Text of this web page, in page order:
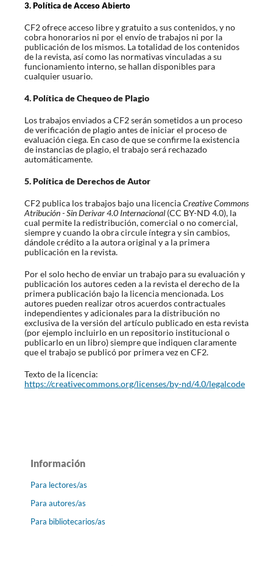
3. Política de Acceso Abierto
CF2 ofrece acceso libre y gratuito a sus contenidos, y no
cobra honorarios ni por el envío de trabajos ni por la
publicación de los mismos. La totalidad de los contenidos
de la revista, así como las normativas vinculadas a su
funcionamiento interno, se hallan disponibles para
cualquier usuario.
4. Política de Chequeo de Plagio
Los trabajos enviados a CF2 serán sometidos a un proceso
de verificación de plagio antes de iniciar el proceso de
evaluación ciega. En caso de que se confirme la existencia
de instancias de plagio, el trabajo será rechazado
automáticamente.
5. Política de Derechos de Autor
CF2 publica los trabajos bajo una licenciaCreative Commons
Atribución - Sin Derivar 4.0 Internacional (CC BY-ND 4.0), la
cual permite la redistribución, comercial o no comercial,
siempre y cuando la obra circule íntegra y sin cambios,
dándole crédito a la autora original y a la primera
publicación en la revista.
Por el solo hecho de enviar un trabajo para su evaluación y
publicación los autores ceden a la revista el derecho de la
primera publicación bajo la licencia mencionada. Los
autores pueden realizar otros acuerdos contractuales
independientes y adicionales para la distribución no
exclusiva de la versión del artículo publicado en esta revista
(por ejemplo incluirlo en un repositorio institucional o
publicarlo en un libro) siempre que indiquen claramente
que el trabajo se publicó por primera vez en CF2.
Texto de la licencia:
https://creativecommons.org/licenses/by-nd/4.0/legalcode
Información
Para lectores/as
Para autores/as
Para bibliotecarios/as